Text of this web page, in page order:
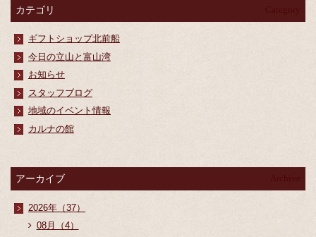
カテゴリ
ギフトショップ北前船
今日の立山と富山湾
お知らせ
スタッフブログ
地域のイベント情報
カルナの館
アーカイブ
2026年（37）
08月（4）